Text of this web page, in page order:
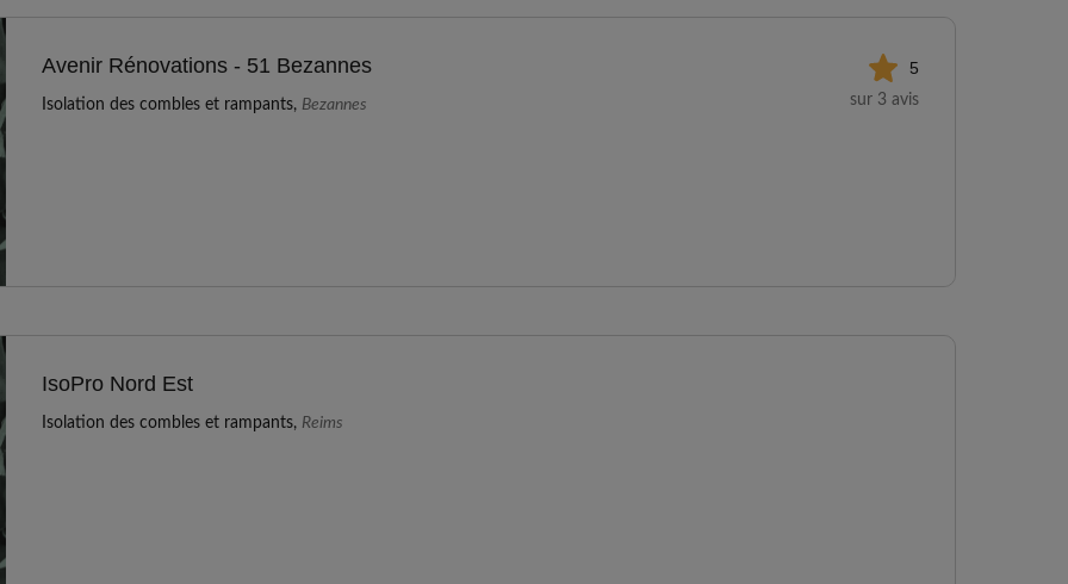
Avenir Rénovations - 51 Bezannes
Isolation des combles et rampants, Bezannes
5
sur 3 avis
IsoPro Nord Est
Isolation des combles et rampants, Reims